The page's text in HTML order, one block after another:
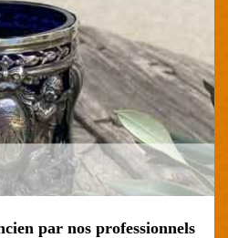
par nos professionnels